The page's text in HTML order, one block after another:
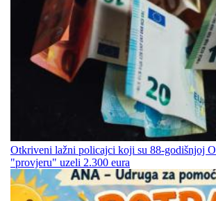
Otkriveni lažni policajci koji su 88-godišnjoj
"provjeru" uzeli 2.300 eura